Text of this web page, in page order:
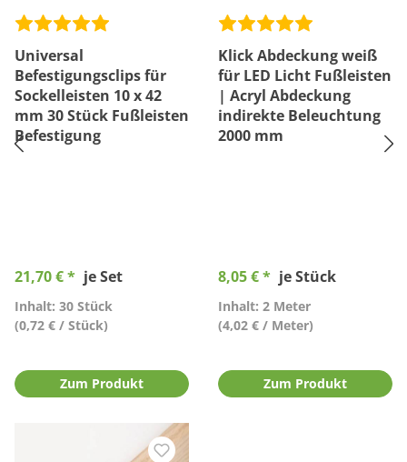
Universal
Befestigungsclips für
Sockelleisten 10 x 42
mm 30 Stück Fußleisten
Befestigung
21,70 € * je Set
Inhalt: 30 Stück
(0,72 € / Stück)
Zum Produkt
Klick Abdeckung weiß
für LED Licht Fußleisten
| Acryl Abdeckung
indirekte Beleuchtung
2000 mm
8,05 € * je Stück
Inhalt: 2 Meter
(4,02 € / Meter)
Zum Produkt